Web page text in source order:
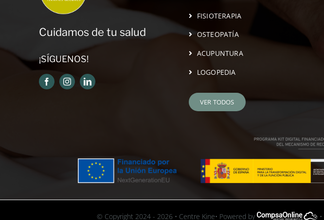
Cuidamos de tu salud
¡SÍGUENOS!
FISIOTERAPIA
OSTEOPATÍA
ACUPUNTURA
LOGOPEDIA
VER TODOS
© Copyright 2024 - 2026 • Centre Kine• Powered by •